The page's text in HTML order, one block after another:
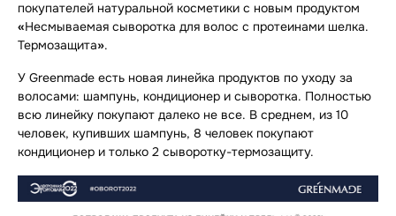
покупателей натуральной косметики с новым продуктом
«Несмываемая сыворотка для волос с протеинами шелка.
Термозащита».
У Greenmade есть новая линейка продуктов по уходу за
волосами: шампунь, кондиционер и сыворотка. Полностью
всю линейку покупают далеко не все. В среднем, из 10
человек, купивших шампунь, 8 человек покупают
кондиционер и только 2 сыворотку-термозащиту.